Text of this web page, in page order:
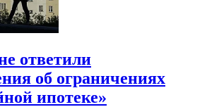
ответили
об ограничениях
ипотеке»